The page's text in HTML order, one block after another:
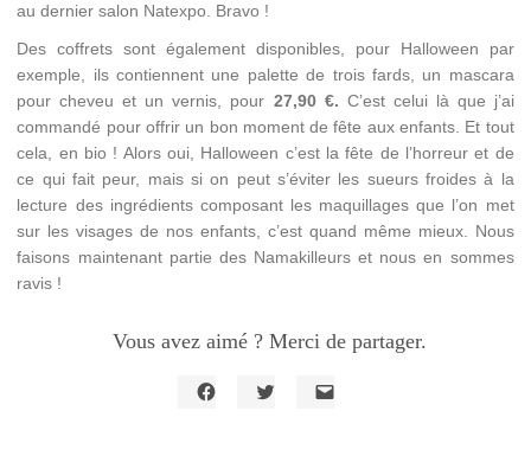
au dernier salon Natexpo. Bravo !
Des coffrets sont également disponibles, pour Halloween par
exemple, ils contiennent une palette de trois fards, un mascara
pour cheveu et un vernis, pour 27,90 €. C’est celui là que j’ai
commandé pour offrir un bon moment de fête aux enfants. Et tout
cela, en bio ! Alors oui, Halloween c’est la fête de l’horreur et de
ce qui fait peur, mais si on peut s’éviter les sueurs froides à la
lecture des ingrédients composant les maquillages que l’on met
sur les visages de nos enfants, c’est quand même mieux. Nous
faisons maintenant partie des Namakilleurs et nous en sommes
ravis !
Vous avez aimé ? Merci de partager.